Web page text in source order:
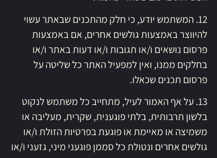
12. המשתמש יודע, כי חלק מהתכנים שבאתר עשוי
להיווצר באמצעות גולשים אחרים, אם באמצעות
פרסום נושאים ו/או תגובות ו/או דעות באתר ו/או
בחלקים ממנו, ואין למפעיל האתר כל שליטה על
פרסום תכנים שכאלו.
13. על אף האמור לעיל, מתחייב כל משתמש לנקוט
בלשון תרבותית, בלתי פוגענית, שקרית, מעליבה או
משמיצה או מאיימת או פוגעת בפרטיות הזולת ו/או
גולשים אחרים ונטולת כל סממן פוגעני מיני, גזעני ו/או